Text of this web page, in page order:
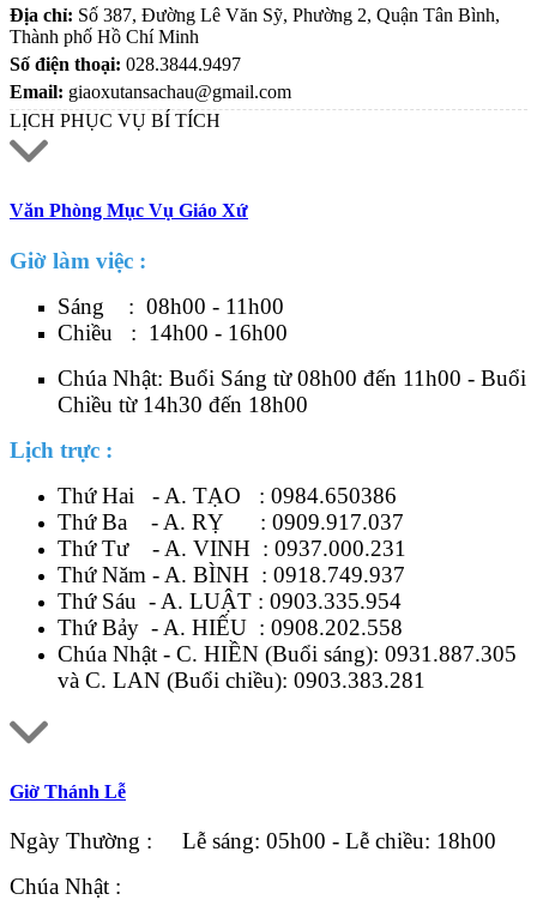
Địa chỉ: Số 387, Đường Lê Văn Sỹ, Phường 2, Quận Tân Bình,
Thành phố Hồ Chí Minh
Số điện thoại: 028.3844.9497
Email: giaoxutansachau@gmail.com
LỊCH PHỤC VỤ BÍ TÍCH
Văn Phòng Mục Vụ Giáo Xứ
Giờ làm việc :
Sáng : 08h00 - 11h00
Chiều : 14h00 - 16h00
Chúa Nhật: Buổi Sáng từ 08h00 đến 11h00 - Buổi
Chiều từ 14h30 đến 18h00
Lịch trực :
Thứ Hai - A. TẠO : 0984.650386
Thứ Ba - A. RỴ : 0909.917.037
Thứ Tư - A. VINH : 0937.000.231
Thứ Năm - A. BÌNH : 0918.749.937
Thứ Sáu - A. LUẬT : 0903.335.954
Thứ Bảy - A. HIẾU : 0908.202.558
Chúa Nhật - C. HIỀN (Buổi sáng): 0931.887.305
và C. LAN (Buổi chiều): 0903.383.281
Giờ Thánh Lễ
Ngày Thường : Lễ sáng: 05h00 - Lễ chiều: 18h00
Chúa Nhật :